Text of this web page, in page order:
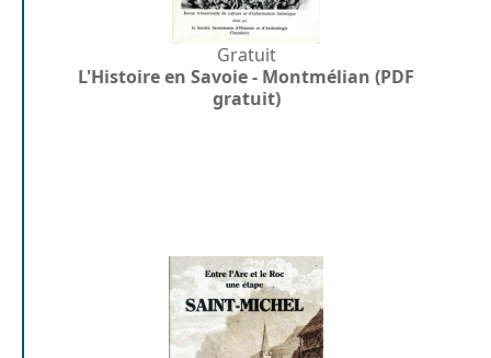
Gratuit
L'Histoire en Savoie - Montmélian (PDF
gratuit)